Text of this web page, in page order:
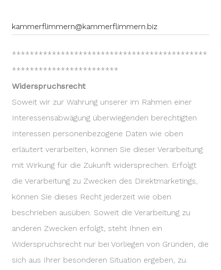
kammerflimmern@kammerflimmern.biz
********************************************
************************
Widerspruchsrecht
Soweit wir zur Wahrung unserer im Rahmen einer
Interessensabwägung überwiegenden berechtigten
Interessen personenbezogene Daten wie oben
erläutert verarbeiten, können Sie dieser Verarbeitung
mit Wirkung für die Zukunft widersprechen. Erfolgt
die Verarbeitung zu Zwecken des Direktmarketings,
können Sie dieses Recht jederzeit wie oben
beschrieben ausüben. Soweit die Verarbeitung zu
anderen Zwecken erfolgt, steht Ihnen ein
Widerspruchsrecht nur bei Vorliegen von Gründen, die
sich aus Ihrer besonderen Situation ergeben, zu.